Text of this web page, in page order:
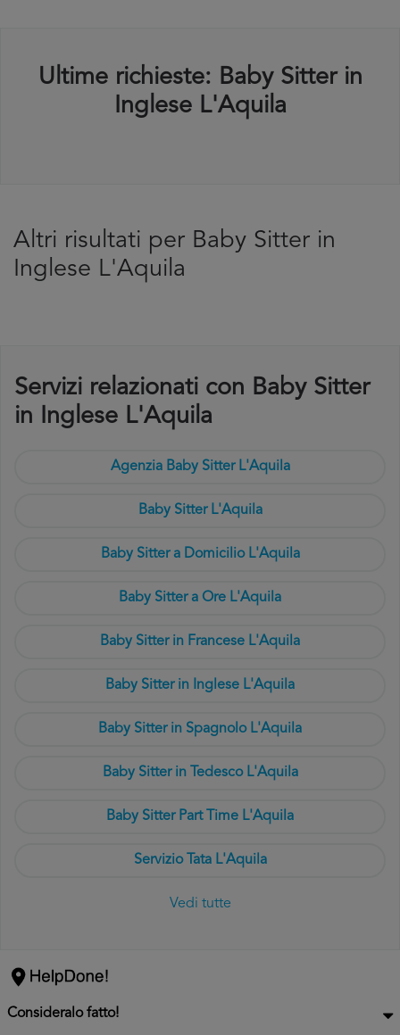
Ultime richieste: Baby Sitter in
Inglese L'Aquila
Altri risultati per Baby Sitter in
Inglese L'Aquila
Servizi relazionati con Baby Sitter
in Inglese L'Aquila
Agenzia Baby Sitter L'Aquila
Baby Sitter L'Aquila
Baby Sitter a Domicilio L'Aquila
Baby Sitter a Ore L'Aquila
Baby Sitter in Francese L'Aquila
Baby Sitter in Inglese L'Aquila
Baby Sitter in Spagnolo L'Aquila
Baby Sitter in Tedesco L'Aquila
Baby Sitter Part Time L'Aquila
Servizio Tata L'Aquila
Vedi tutte
Consideralo fatto!